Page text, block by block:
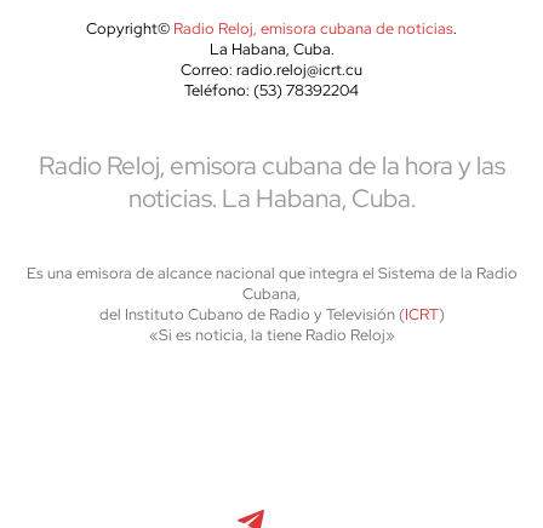
Copyright© Radio Reloj, emisora cubana de noticias.
La Habana, Cuba.
Correo: radio.reloj@icrt.cu
Teléfono: (53) 78392204
Radio Reloj, emisora cubana de la hora y las
noticias. La Habana, Cuba.
Es una emisora de alcance nacional que integra el Sistema de la Radio
Cubana,
del Instituto Cubano de Radio y Televisión (ICRT)
«Si es noticia, la tiene Radio Reloj»